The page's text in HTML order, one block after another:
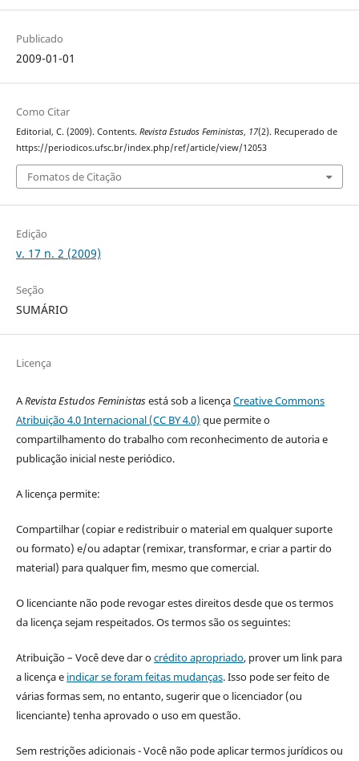
Publicado
2009-01-01
Como Citar
Editorial, C. (2009). Contents. Revista Estudos Feministas, 17(2). Recuperado de
https://periodicos.ufsc.br/index.php/ref/article/view/12053
Fomatos de Citação
Edição
v. 17 n. 2 (2009)
Seção
SUMÁRIO
Licença
ARevista Estudos Feministasestá sob a licençaCreative Commons
Atribuição 4.0 Internacional (CC BY 4.0) que permite o
compartilhamento do trabalho com reconhecimento de autoria e
publicação inicial neste periódico.
A licença permite:
Compartilhar (copiar e redistribuir o material em qualquer suporte
ou formato) e/ou adaptar (remixar, transformar, e criar a partir do
material) para qualquer fim, mesmo que comercial.
O licenciante não pode revogar estes direitos desde que os termos
da licença sejam respeitados. Os termos são os seguintes:
Atribuição – Você deve dar ocrédito apropriado, prover um link para
a licença e indicar se foram feitas mudanças. Isso pode ser feito de
várias formas sem, no entanto, sugerir que o licenciador (ou
licenciante) tenha aprovado o uso em questão.
Sem restrições adicionais - Você não pode aplicar termos jurídicos ou